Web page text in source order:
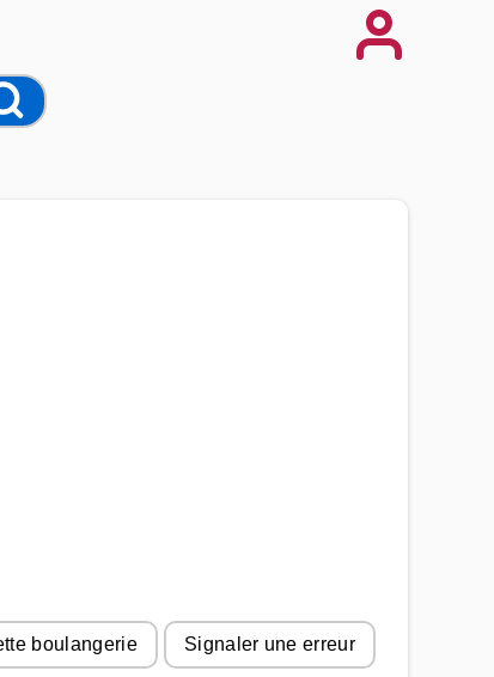
boulangerie Signaler une erreur